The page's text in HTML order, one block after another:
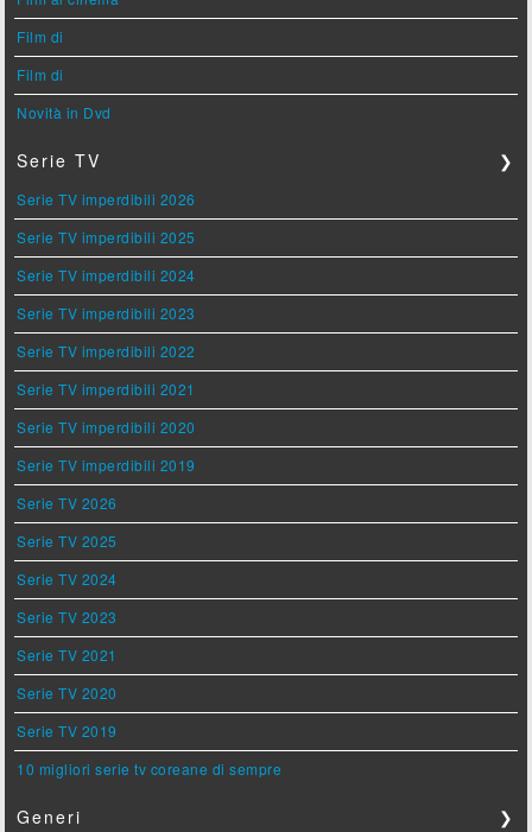
Film di
Film di
Novità in Dvd
Serie TV ❯
Serie TV imperdibili 2026
Serie TV imperdibili 2025
Serie TV imperdibili 2024
Serie TV imperdibili 2023
Serie TV imperdibili 2022
Serie TV imperdibili 2021
Serie TV imperdibili 2020
Serie TV imperdibili 2019
Serie TV 2026
Serie TV 2025
Serie TV 2024
Serie TV 2023
Serie TV 2021
Serie TV 2020
Serie TV 2019
10 migliori serie tv coreane di sempre
Generi ❯